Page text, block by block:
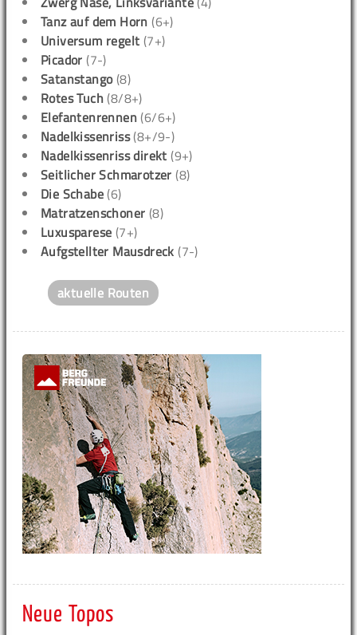
Tanz auf dem Horn (6+)
Universum regelt (7+)
Picador (7-)
Satanstango(8)
Rotes Tuch (8/8+)
Elefantenrennen (6/6+)
Nadelkissenriss(8+/9-)
Nadelkissenriss direkt (9+)
Seitlicher Schmarotzer (8)
Die Schabe (6)
Matratzenschoner (8)
Luxusparese (7+)
Aufgstellter Mausdreck (7-)
aktuelle Routen
Neue Topos